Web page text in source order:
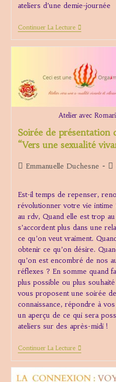
ateliers d’une demie-journée
Continuer La LectureAtelier
Vivante
Et
Vibrante
Atelier avec
Soirée de présentation
“Vers une sexualité
Auteur/autrice
publication :
Emmanuelle Duchesne
Est-il temps de repenser,
révolutionner votre vie intime
au rdv, Quand elle est trop
s’accordent plus dans une
ce qu’on veut vraiment.
obtenir ce qu’on désire.
qu’on est encombré de nos
réflexes ? En somme quand
plus possible ou plus
vous proposent une soirée
connaissance, répondre à
un aperçu de ce qui sera
ateliers sur des après-midi !
Continuer La LectureSoirée
De
Présentation
Futurs